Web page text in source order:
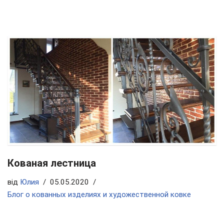
Кованая лестница
від Юлия
05.05.2020
Блог о кованных изделиях и художественной ковке